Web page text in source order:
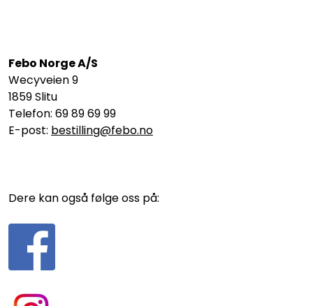
Febo Norge A/S
Wecyveien 9
1859 Slitu
Telefon: 69 89 69 99
E-post: bestilling@febo.no
Dere kan også følge oss på: